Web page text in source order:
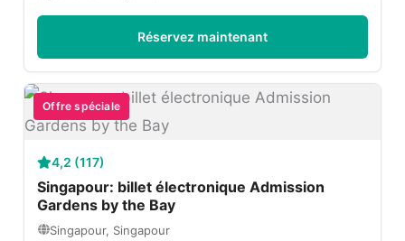
Réservez maintenant
Offre spéciale
4,2 (117)
Singapour: billet électronique Admission
Gardens by the Bay
Singapour, Singapour